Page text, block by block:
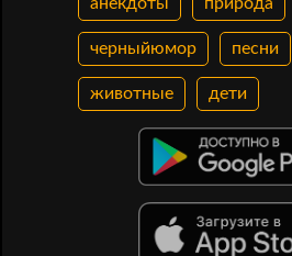
черныйюмор песни
животные дети